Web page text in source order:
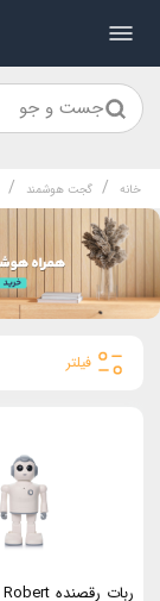
جست و جو
خانه / گجت هوشمند /
فیلتر
ربات رقصنده Robert مدل F3